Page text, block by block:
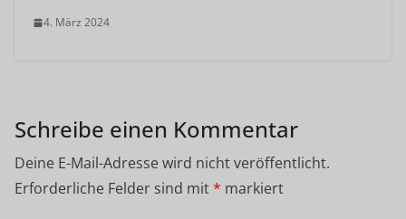
4. März 2024
Schreibe einen Kommentar
Deine E-Mail-Adresse wird nicht veröffentlicht.
Erforderliche Felder sind mit* markiert